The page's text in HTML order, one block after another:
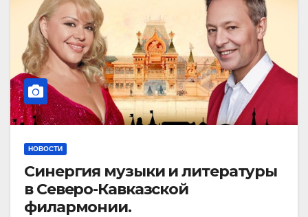
НОВОСТИ
Синергия музыки и литературы
в Северо-Кавказской
филармонии.